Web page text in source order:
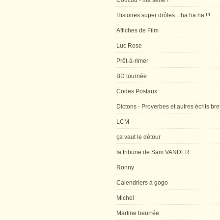
Histoires super drôles... ha ha ha !!!
Affiches de Film
Luc Rose
Prêt-à-rimer
BD tournée
Codes Postaux
Dictons - Proverbes et autres écrits
LCM
ça vaut le détour
la tribune de Sam VANDER
Ronny
Calendriers à gogo
Michel
Martine beurrée